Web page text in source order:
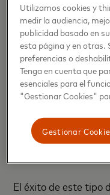
que poco a poco
ecosistema de
forma de
la información de
consumidor
teléfono móvil bajo
pagos online
de las tarjetas y
El éxito de este tipo
Utilizamos cookies y
medir la audiencia,
publicidad basado en
esta página y en otras.
preferencias o
Tenga en cuenta que
esenciales para el
"Gestionar Cookies"
Gestionar